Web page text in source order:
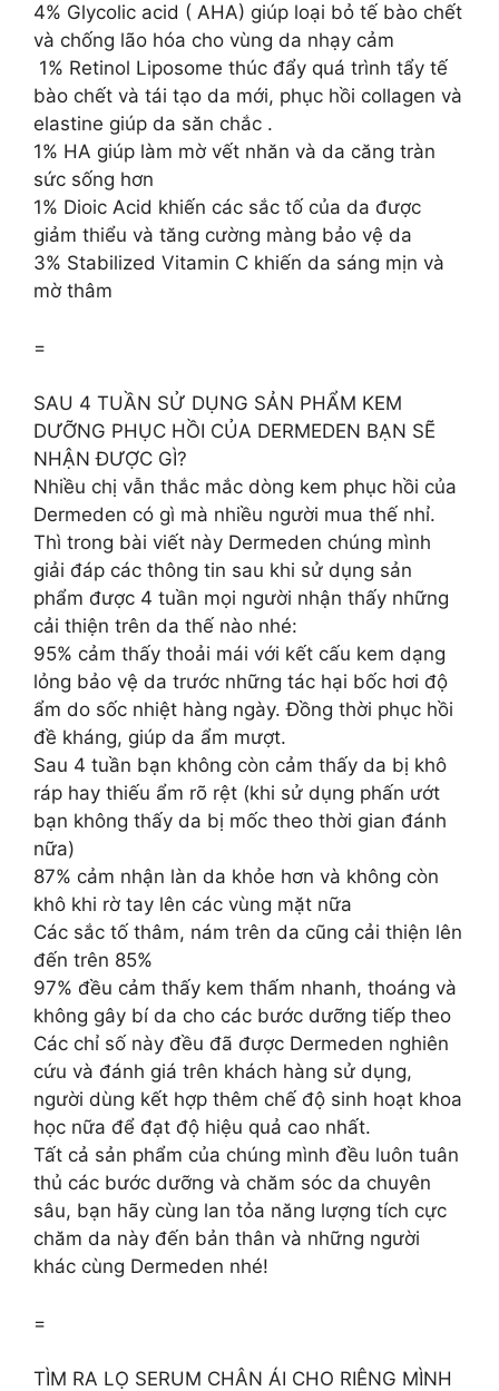
4% Glycolic acid ( AHA) giúp loại bỏ tế bào chết
và chống lão hóa cho vùng da nhạy cảm
​​ 1% Retinol Liposome thúc đẩy quá trình tẩy tế
bào chết và tái tạo da mới, phục hồi collagen và
elastine giúp da săn chắc .
1% HA giúp làm mờ vết nhăn và da căng tràn
sức sống hơn
1% Dioic Acid khiến các sắc tố của da được
giảm thiểu và tăng cường màng bảo vệ da
3% Stabilized Vitamin C khiến da sáng mịn và
mờ thâm
=
SAU 4 TUẦN SỬ DỤNG SẢN PHẨM KEM
DƯỠNG PHỤC HỒI CỦA DERMEDEN BẠN SẼ
NHẬN ĐƯỢC GÌ?
Nhiều chị vẫn thắc mắc dòng kem phục hồi của
Dermeden có gì mà nhiều người mua thế nhỉ.
Thì trong bài viết này Dermeden chúng mình
giải đáp các thông tin sau khi sử dụng sản
phẩm được 4 tuần mọi người nhận thấy những
cải thiện trên da thế nào nhé:
95% cảm thấy thoải mái với kết cấu kem dạng
lỏng bảo vệ da trước những tác hại bốc hơi độ
ẩm do sốc nhiệt hàng ngày. Đồng thời phục hồi
đề kháng, giúp da ẩm mượt.
Sau 4 tuần bạn không còn cảm thấy da bị khô
ráp hay thiếu ẩm rõ rệt (khi sử dụng phấn ướt
bạn không thấy da bị mốc theo thời gian đánh
nữa)
87% cảm nhận làn da khỏe hơn và không còn
khô khi rờ tay lên các vùng mặt nữa
Các sắc tố thâm, nám trên da cũng cải thiện lên
đến trên 85%
97% đều cảm thấy kem thấm nhanh, thoáng và
không gây bí da cho các bước dưỡng tiếp theo
Các chỉ số này đều đã được Dermeden nghiên
cứu và đánh giá trên khách hàng sử dụng,
người dùng kết hợp thêm chế độ sinh hoạt khoa
học nữa để đạt độ hiệu quả cao nhất.
Tất cả sản phẩm của chúng mình đều luôn tuân
thủ các bước dưỡng và chăm sóc da chuyên
sâu, bạn hãy cùng lan tỏa năng lượng tích cực
chăm da này đến bản thân và những người
khác cùng Dermeden nhé!
=
TÌM RA LỌ SERUM CHÂN ÁI CHO RIÊNG MÌNH